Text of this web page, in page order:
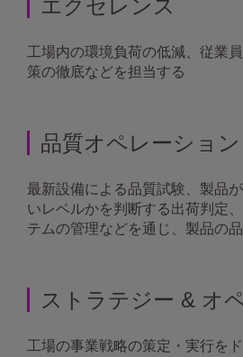
エクセレンス
工場内の環境負荷の低減、従業
策の徹底などを担当する
品質オペレーション
最新設備による品質試験、製品
いレベルかを判断する出荷判定
テムの管理などを通じ、製品の
ストラテジー & オ
工場の事業戦略の策定・実行を